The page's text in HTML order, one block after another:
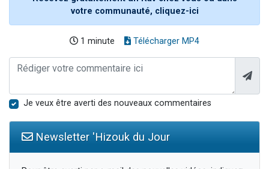
votre communauté, cliquez-ici
1 minute Télécharger MP4
Je veux être averti des nouveaux commentaires
Newsletter 'Hizouk du Jour